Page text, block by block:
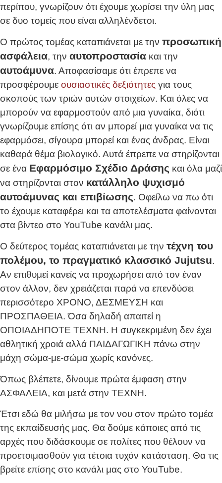
περίπου, γνωρίζουν ότι έχουμε χωρίσει την ύλη μας
σε δυο τομείς που είναι αλληλένδετοι.
Ο πρώτος τομέας καταπιάνεται με την προσωπική
ασφάλεια, την αυτοπροστασία και την
αυτοάμυνα. Αποφασίσαμε ότι έπρεπε να
προσφέρουμε ουσιαστικές δεξιότητες για τους
σκοπούς των τριών αυτών στοιχείων. Και όλες να
μπορούν να εφαρμοστούν από μια γυναίκα, διότι
γνωρίζουμε επίσης ότι αν μπορεί μια γυναίκα να τις
εφαρμόσει, σίγουρα μπορεί και ένας άνδρας. Είναι
καθαρά θέμα βιολογικό. Αυτά έπρεπε να στηρίζονται
σε ένα Εφαρμόσιμο Σχέδιο Δράσης και όλα μαζί
να στηρίζονται στον κατάλληλο ψυχισμό
αυτοάμυνας και επιβίωσης. Οφείλω να πω ότι
το έχουμε καταφέρει και τα αποτελέσματα φαίνονται
στα βίντεο στο YouTube κανάλι μας.
Ο δεύτερος τομέας καταπιάνεται με την τέχνη του
πολέμου, το πραγματικό κλασσικό Jujutsu.
Αν επιθυμεί κανείς να προχωρήσει από τον έναν
στον άλλον, δεν χρειάζεται παρά να επενδύσει
περισσότερο ΧΡΟΝΟ, ΔΕΣΜΕΥΣΗ και
ΠΡΟΣΠΑΘΕΙΑ. Όσα δηλαδή απαιτεί η
ΟΠΟΙΑΔΗΠΟΤΕ ΤΕΧΝΗ. Η συγκεκριμένη δεν έχει
αθλητική χροιά αλλά ΠΑΙΔΑΓΩΓΙΚΗ πάνω στην
μάχη σώμα-με-σώμα χωρίς κανόνες.
Όπως βλέπετε, δίνουμε πρώτα έμφαση στην
ΑΣΦΑΛΕΙΑ, και μετά στην ΤΕΧΝΗ.
Έτσι εδώ θα μιλήσω με τον νου στον πρώτο τομέα
της εκπαίδευσής μας. Θα δούμε κάποιες από τις
αρχές που διδάσκουμε σε πολίτες που θέλουν να
προετοιμασθούν για τέτοια τυχόν κατάσταση. Θα τις
βρείτε επίσης στο κανάλι μας στο YouTube.